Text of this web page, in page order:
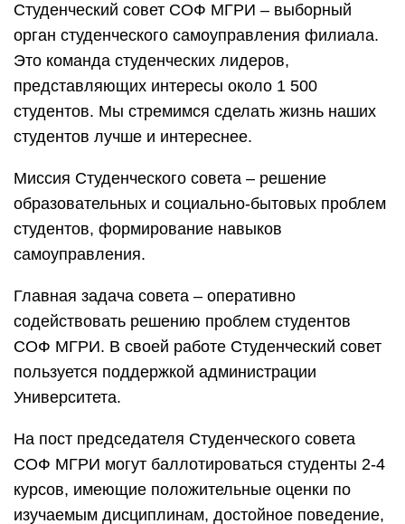
Студенческий совет СОФ МГРИ – выборный
орган студенческого самоуправления филиала.
Это команда студенческих лидеров,
представляющих интересы около 1 500
студентов. Мы стремимся сделать жизнь наших
студентов лучше и интереснее.
Миссия Студенческого совета – решение
образовательных и социально-бытовых проблем
студентов, формирование навыков
самоуправления.
Главная задача совета – оперативно
содействовать решению проблем студентов
СОФ МГРИ. В своей работе Студенческий совет
пользуется поддержкой администрации
Университета.
На пост председателя Студенческого совета
СОФ МГРИ могут баллотироваться студенты 2-4
курсов, имеющие положительные оценки по
изучаемым дисциплинам, достойное поведение,